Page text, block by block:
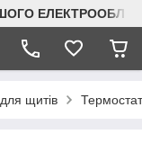
щитів